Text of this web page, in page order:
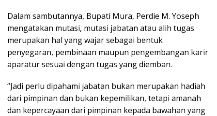
Dalam sambutannya, Bupati Mura, Perdie M. Yoseph
mengatakan mutasi, mutasi jabatan atau alih tugas
merupakan hal yang wajar sebagai bentuk
penyegaran, pembinaan maupun pengembangan karir
aparatur sesuai dengan tugas yang diemban.
“Jadi perlu dipahami jabatan bukan merupakan hadiah
dari pimpinan dan bukan kepemilikan, tetapi amanah
dan kepercayaan dari pimpinan kepada bawahan yang